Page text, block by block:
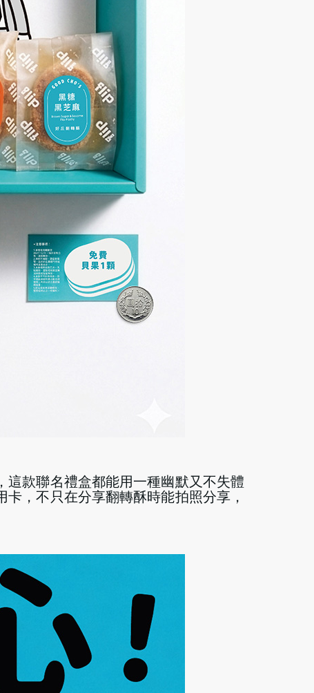
款聯名禮盒都能用一種幽默又不失體
，不只在分享翻轉酥時能拍照分享，